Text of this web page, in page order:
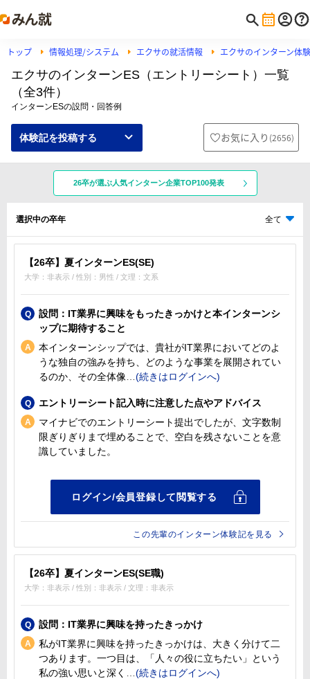
トップ 情報処理/システム エクサの就活情報 エクサのインターン体
エクサのインターンES（エントリーシート）一覧
（全3件）
インターンESの設問・回答例
体験記を投稿する お気に入り (2656)
26卒が選ぶ人気インターン企業TOP100発表
選択中の卒年 全て
【26卒】夏インターンES(SE)
大学：非表示 / 性別：男性 / 文理：文系
設問：IT業界に興味をもったきっかけと本インターンシ
ップに期待すること
本インターンシップでは、貴社がIT業界においてどのよ
うな独自の強みを持ち、どのような事業を展開されてい
るのか、その全体像
エントリーシート記入時に注意した点やアドバイス
マイナビでのエントリーシート提出でしたが、文字数制
限ぎりぎりまで埋めることで、空白を残さないことを意
識していました。
この先輩のインターン体験記を見る
【26卒】夏インターンES(SE職)
大学：非表示 / 性別：非表示 / 文理：非表示
設問：IT業界に興味を持ったきっかけ
私がIT業界に興味を持ったきっかけは、大きく分けて二
つあります。一つ目は、「人々の役に立ちたい」という
私の強い思いと深く